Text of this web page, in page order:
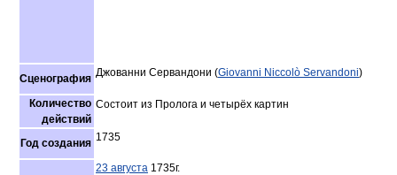
Сценография Джованни Сервандони (Giovanni Niccolò Servandoni)
Количество
действий
Состоит из Пролога и четырёх картин
Год создания 1735
23 августа 1735г.